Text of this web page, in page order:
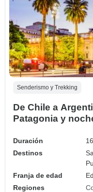
Senderismo y Trekking
De Chile a
Patagonia y
Duración
Destinos
Franja de edad
Regiones